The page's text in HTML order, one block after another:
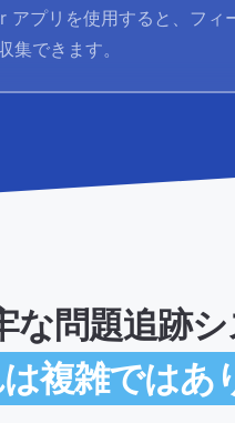
アプリを使用すると、フィ
集できます。
な問題追跡
複雑ではあ